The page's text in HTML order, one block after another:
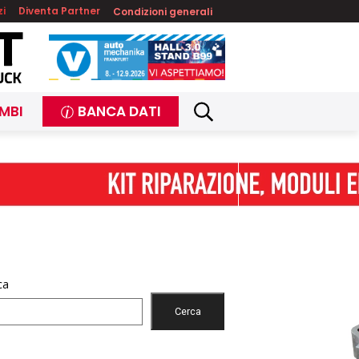
Diventa Partner Condizioni generali
BANCA DATI
Cerca